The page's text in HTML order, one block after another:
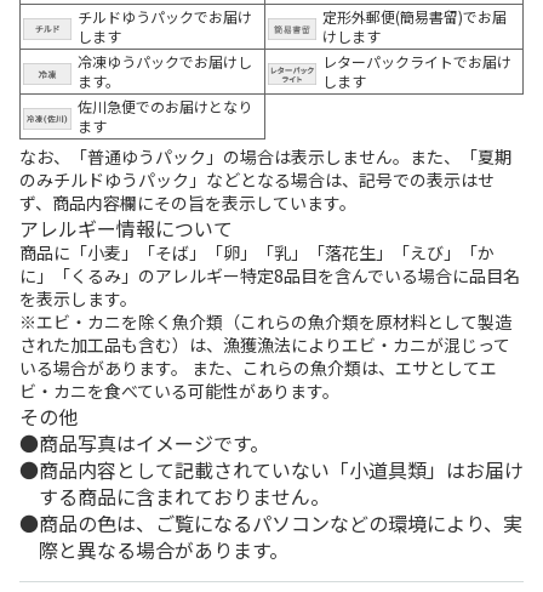
チルドゆうパックでお届け
します
定形外郵便(簡易書留)でお届
けします
冷凍ゆうパックでお届けし
ます。
レターパックライトでお届け
します
佐川急便でのお届けとなり
ます
なお、「普通ゆうパック」の場合は表示しません。また、「夏期
のみチルドゆうパック」などとなる場合は、記号での表示はせ
ず、商品内容欄にその旨を表示しています。
アレルギー情報について
商品に「小麦」「そば」「卵」「乳」「落花生」「えび」「か
に」「くるみ」のアレルギー特定8品目を含んでいる場合に品目名
を表示します。
※エビ・カニを除く魚介類（これらの魚介類を原材料として製造
された加工品も含む）は、漁獲漁法によりエビ・カニが混じって
いる場合があります。 また、これらの魚介類は、エサとしてエ
ビ・カニを食べている可能性があります。
その他
商品写真はイメージです。
商品内容として記載されていない「小道具類」はお届け
する商品に含まれておりません。
商品の色は、ご覧になるパソコンなどの環境により、実
際と異なる場合があります。